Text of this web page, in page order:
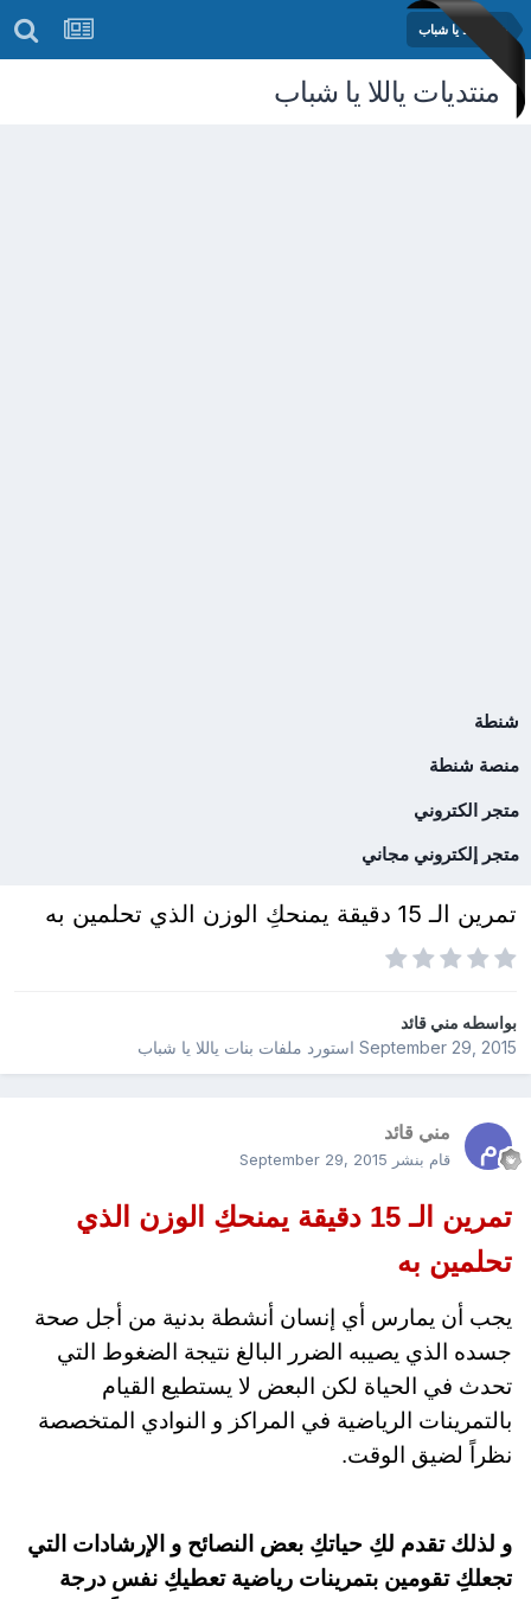
بنات ياللا يا شباب
منتديات ياللا يا شباب
شنطة
منصة شنطة
متجر الكتروني
متجر إلكتروني مجاني
تمرين الـ 15 دقيقة يمنحكِ الوزن الذي تحلمين به
بواسطهمني قائد
September 29, 2015استورد ملفات بنات ياللا يا شباب
مني قائد
قام بنشر September 29, 2015
تمرين الـ 15 دقيقة يمنحكِ الوزن الذي
تحلمين به
يجب أن يمارس أي إنسان أنشطة بدنية من أجل صحة
جسده الذي يصيبه الضرر البالغ نتيجة الضغوط التي
تحدث في الحياة لكن البعض لا يستطيع القيام
بالتمرينات الرياضية في المراكز و النوادي المتخصصة
نظراً لضيق الوقت.
و لذلك تقدم لكِ حياتكِ بعض النصائح و الإرشادات التي
تجعلكِ تقومين بتمرينات رياضية تعطيكِ نفس درجة